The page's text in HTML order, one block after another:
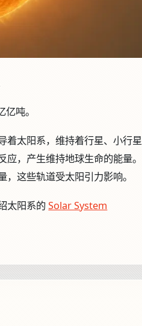
吨。
着太阳系，维持着行星、小行星
，产生维持地球生命的能量。
这些轨道受太阳引力影响。
太阳系的Solar System